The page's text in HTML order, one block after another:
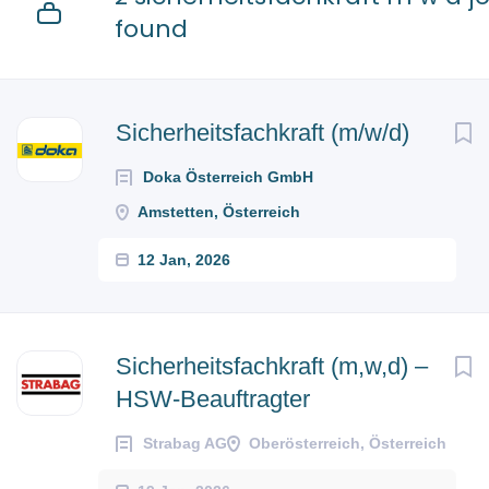
found
Sicherheitsfachkraft (m/w/d)
Doka Österreich GmbH
Amstetten, Österreich
12 Jan, 2026
Sicherheitsfachkraft (m,w,d) –
HSW-Beauftragter
Strabag AG Oberösterreich, Österreich